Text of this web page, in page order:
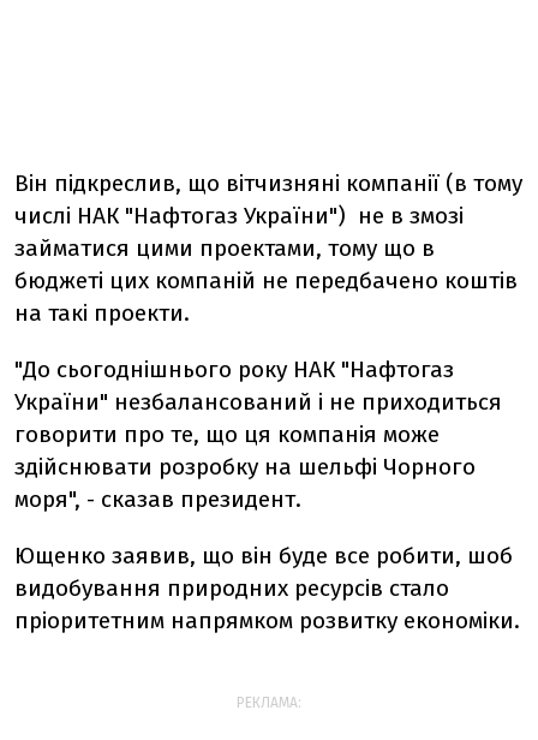
Він підкреслив, що вітчизняні компанії (в тому
числі НАК "Нафтогаз України") не в змозі
займатися цими проектами, тому що в
бюджеті цих компаній не передбачено коштів
на такі проекти.
"До сьогоднішнього року НАК "Нафтогаз
України" незбалансований і не приходиться
говорити про те, що ця компанія може
здійснювати розробку на шельфі Чорного
моря", - сказав президент.
Ющенко заявив, що він буде все робити, шоб
видобування природних ресурсів стало
пріоритетним напрямком розвитку економіки.
РЕКЛАМА: